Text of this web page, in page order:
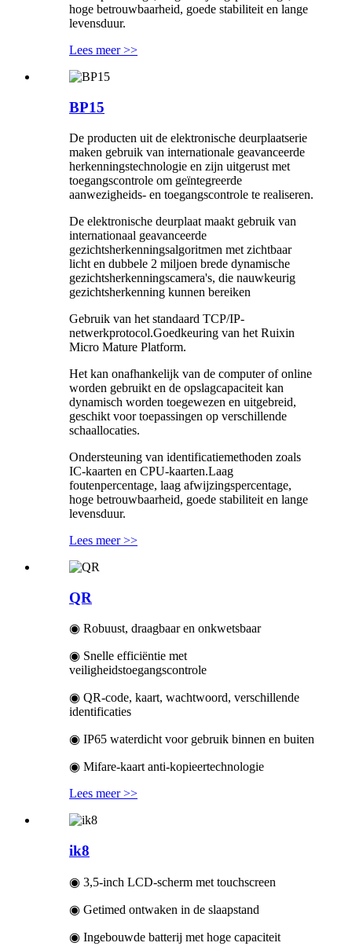
hoge betrouwbaarheid, goede stabiliteit en lange
levensduur.
Lees meer >>
BP15
De producten uit de elektronische deurplaatserie
maken gebruik van internationale geavanceerde
herkenningstechnologie en zijn uitgerust met
toegangscontrole om geïntegreerde
aanwezigheids- en toegangscontrole te realiseren.
De elektronische deurplaat maakt gebruik van
internationaal geavanceerde
gezichtsherkenningsalgoritmen met zichtbaar
licht en dubbele 2 miljoen brede dynamische
gezichtsherkenningscamera's, die nauwkeurig
gezichtsherkenning kunnen bereiken
Gebruik van het standaard TCP/IP-
netwerkprotocol.Goedkeuring van het Ruixin
Micro Mature Platform.
Het kan onafhankelijk van de computer of online
worden gebruikt en de opslagcapaciteit kan
dynamisch worden toegewezen en uitgebreid,
geschikt voor toepassingen op verschillende
schaallocaties.
Ondersteuning van identificatiemethoden zoals
IC-kaarten en CPU-kaarten.Laag
foutenpercentage, laag afwijzingspercentage,
hoge betrouwbaarheid, goede stabiliteit en lange
levensduur.
Lees meer >>
QR
◉ Robuust, draagbaar en onkwetsbaar
◉ Snelle efficiëntie met
veiligheidstoegangscontrole
◉ QR-code, kaart, wachtwoord, verschillende
identificaties
◉ IP65 waterdicht voor gebruik binnen en buiten
◉ Mifare-kaart anti-kopieertechnologie
Lees meer >>
ik8
◉ 3,5-inch LCD-scherm met touchscreen
◉ Getimed ontwaken in de slaapstand
◉ Ingebouwde batterij met hoge capaciteit